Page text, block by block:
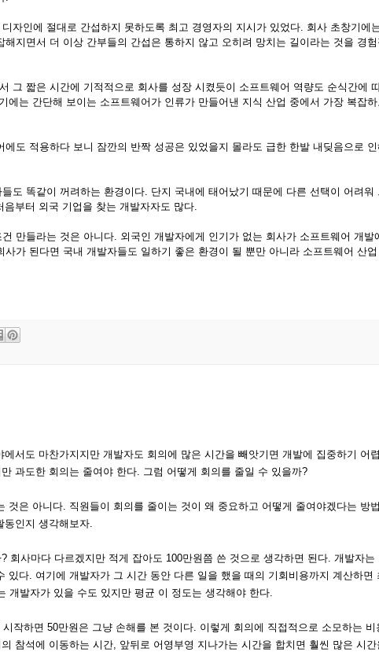
자인에 절대로 간섭하지 못하도록 최고 경영자의 지시가 있었다. 회사 초창기에
지면서 더 이상 간부들의 간섭은 통하지 않고 오히려 망치는 길이라는 것을 경험
그 짧은 시간에 기적적으로 회사를 성장 시켰듯이 소프트웨어 역량도 순식간에
에는 간단해 보이는 소프트웨어가 인류가 만들어낸 지식 산업 중에서 가장 복잡
도 적용하다 보니 잠깐의 반짝 성공은 있었을지 몰라도 급한 한발 내딪음으로
도 똑같이 꺼려하는 환경이다. 단지 국내에 태어났기 때문에 다른 선택이 어려워
음부터 외국 기업을 찾는 개발자자도 많다.
만들라는 것은 아니다. 외국인 개발자에게 인기가 없는 회사가 소프트웨어 개발
사가 된다면 국내 개발자들도 일하기 좋은 환경이 될 뿐만 아니라 소프트웨어 산업
서도 마찬가지지만 개발자도 회의에 많은 시간을 빼앗기면 개발에 집중하기 어
과도한 회의는 줄여야 한다. 그럼 어떻게 회의를 줄일 수 있을까?
것은 아니다. 직원들이 회의를 줄이는 것이 왜 중요하고 어떻게 줄여야겠다는 방
동인지 생각해보자.
회사마다 다르겠지만 적게 잡아도 100만원쯤 쓴 것으로 생각하면 된다. 개발자는
있다. 여기에 개발자가 그 시간 동안 다른 일을 했을 때의 기회비용까지 계산하면
개발자가 있을 수도 있지만 평균 이 정도는 생각해야 한다.
작하면 50만원은 그냥 손해를 본 것이다. 이렇게 회의에 직접적으로 소모하는 비
참석에 이동하는 시간, 앞뒤로 어영부영 지나가는 시간을 합치면 훨씬 많은 시간